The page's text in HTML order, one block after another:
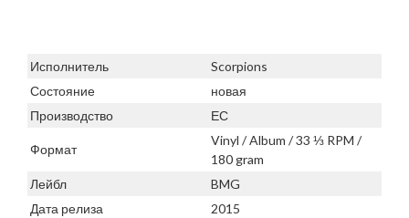
Исполнитель
Scorpions
Состояние
новая
Производство
ЕС
Формат
Vinyl / Album / 33 ⅓ RPM /
180 gram
Лейбл
BMG
Дата релиза
2015